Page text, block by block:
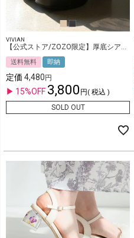
VIVIAN
【公式ストア/ZOZO限定】厚底シアーブーツサンダル
送料無料 即納
定価 4,480
15%OFF 3,800
税込
SOLD OUT